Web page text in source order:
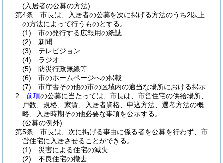
(入居者の公募の方法)
第4条
市長は、入居者の公募を次に掲げる方法のうち2以上
の方法によって行うものとする。
(1)
市の発行する広報用の紙誌
(2)
新聞
(3)
テレビジョン
(4)
ラジオ
(5)
防災行政無線等
(6)
市のホームページへの掲載
(7)
市庁舎その他の市の区域内の適当な場所における掲示
2
前項の公募に当たっては、市長は、市営住宅の供給場所、
戸数、規格、家賃、入居者資格、申込方法、選考方法の概
略、入居時期その他必要な事項を公示する。
(公募の例外)
第5条
市長は、次に掲げる事由に係る者を公募を行わず、市
営住宅に入居させることができる。
(1)
災害による住宅の滅失
(2)
不良住宅の撤去